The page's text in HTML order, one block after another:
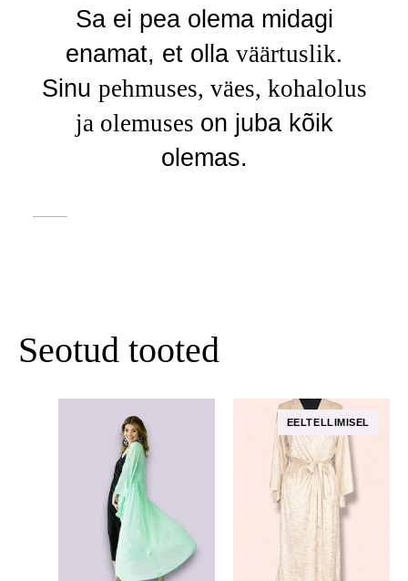
Sa ei pea olema midagi
enamat, et olla väärtuslik.
Sinu pehmuses, väes, kohalolus
ja olemuses on juba kõik
olemas.
Seotud tooted